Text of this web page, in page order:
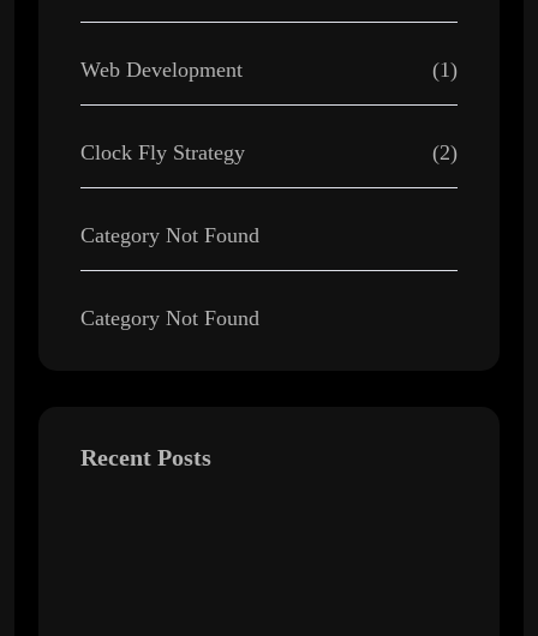
Web Development (1)
Clock Fly Strategy (2)
Category Not Found
Category Not Found
Recent Posts